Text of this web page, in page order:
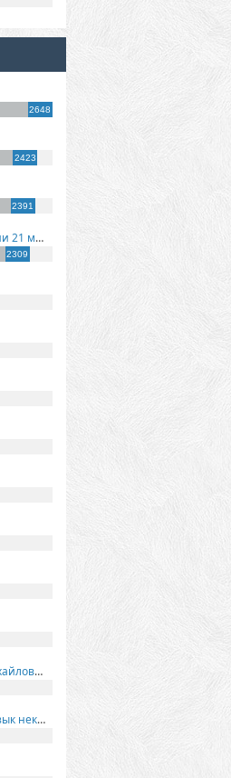
2648
2423
2391
Поздравляю с днём поэзии 21 марта!
2309
в день юбилея Эммы Михайловны Киселевой
перевод на болгарский язык некоторых моих стихов